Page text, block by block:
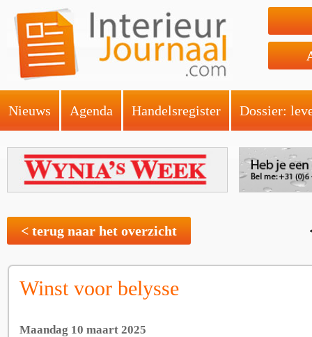
Nieuws Agenda Handelsregister Dossier:
< terug naar het overzicht
Winst voor belysse
Maandag 10 maart 2025